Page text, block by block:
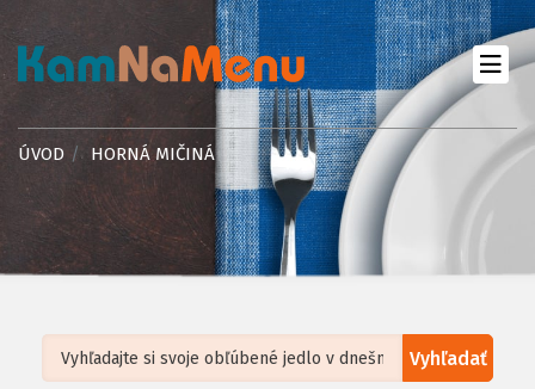
ÚVOD HORNÁ MIČINÁ
Vyhľadať
Leaflet| ©OpenStreetMap, Tiles courtesy ofHumanitarian OpenStreetMap